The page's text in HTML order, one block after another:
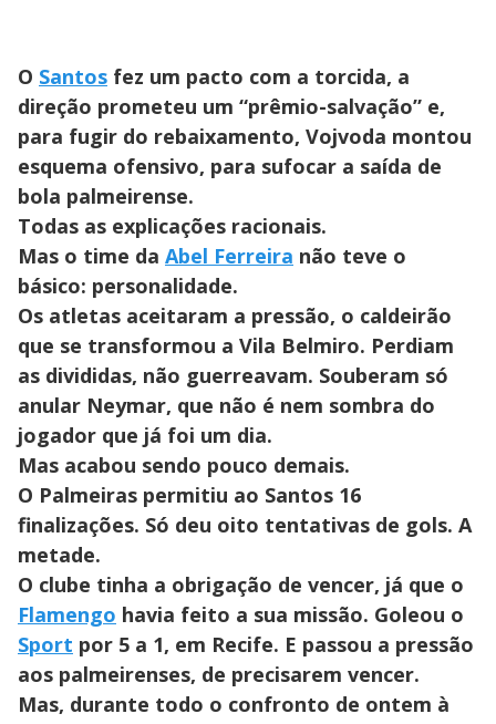
O Santos fez um pacto com a torcida, a
direção prometeu um “prêmio-salvação” e,
para fugir do rebaixamento, Vojvoda montou
esquema ofensivo, para sufocar a saída de
bola palmeirense.
Todas as explicações racionais.
Mas o time da Abel Ferreira não teve o
básico: personalidade.
Os atletas aceitaram a pressão, o caldeirão
que se transformou a Vila Belmiro. Perdiam
as divididas, não guerreavam. Souberam só
anular Neymar, que não é nem sombra do
jogador que já foi um dia.
Mas acabou sendo pouco demais.
O Palmeiras permitiu ao Santos 16
finalizações. Só deu oito tentativas de gols. A
metade.
O clube tinha a obrigação de vencer, já que o
Flamengo havia feito a sua missão. Goleou o
Sport por 5 a 1, em Recife. E passou a pressão
aos palmeirenses, de precisarem vencer.
Mas, durante todo o confronto de ontem à